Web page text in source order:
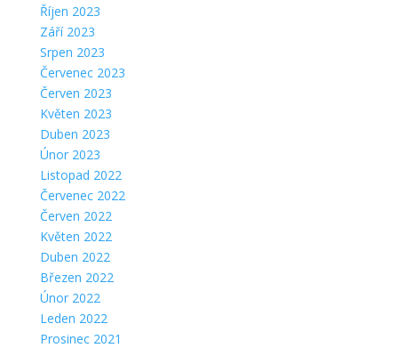
Říjen 2023
Září 2023
Srpen 2023
Červenec 2023
Červen 2023
Květen 2023
Duben 2023
Únor 2023
Listopad 2022
Červenec 2022
Červen 2022
Květen 2022
Duben 2022
Březen 2022
Únor 2022
Leden 2022
Prosinec 2021